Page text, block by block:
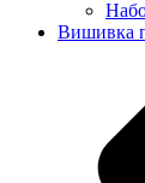
Вишивка